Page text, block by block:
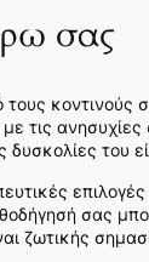
σας
κοντινούς
τις
δυσκολίες του
σας
ζωτικής